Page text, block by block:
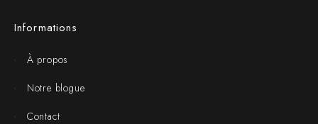
Informations
À propos
Notre blogue
Contact